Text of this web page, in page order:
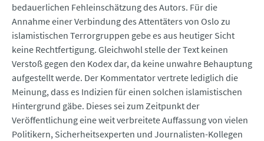
bedauerlichen Fehleinschätzung des Autors. Für die
Annahme einer Verbindung des Attentäters von Oslo zu
islamistischen Terrorgruppen gebe es aus heutiger Sicht
keine Rechtfertigung. Gleichwohl stelle der Text keinen
Verstoß gegen den Kodex dar, da keine unwahre Behauptung
aufgestellt werde. Der Kommentator vertrete lediglich die
Meinung, dass es Indizien für einen solchen islamistischen
Hintergrund gäbe. Dieses sei zum Zeitpunkt der
Veröffentlichung eine weit verbreitete Auffassung von vielen
Politikern, Sicherheitsexperten und Journalisten-Kollegen